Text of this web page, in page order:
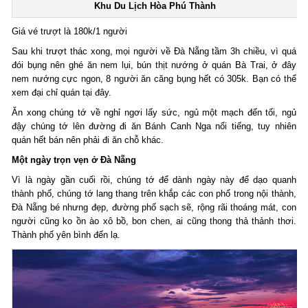
Khu Du Lịch Hòa Phú Thành
Giá vé trượt là 180k/1 người
Sau khi trượt thác xong, mọi người về Đà Nẵng tầm 3h chiều, vì quá
đói bụng nên ghé ăn nem lụi, bún thịt nướng ở quán Bà Trai, ở đây
nem nướng cực ngon, 8 người ăn căng bụng hết có 305k. Bạn có thể
xem đại chỉ quán tại đây.
Ăn xong chúng tớ về nghỉ ngơi lấy sức, ngủ một mạch đến tối, ngủ
đậy chúng tớ lên đường đi ăn Bánh Canh Nga nổi tiếng, tuy nhiên
quán hết bán nên phải đi ăn chỗ khác.
Một ngày trọn vẹn ở Đà Nẵng
Vì là ngày gần cuối rồi, chúng tớ để dành ngày này để dạo quanh
thành phố, chúng tớ lang thang trên khắp các con phố trong nội thành,
Đà Nẵng bé nhưng đẹp, đường phố sạch sẽ, rộng rãi thoáng mát, con
người cũng ko ồn ào xô bồ, bon chen, ai cũng thong thả thảnh thơi.
Thành phố yên bình đến lạ.